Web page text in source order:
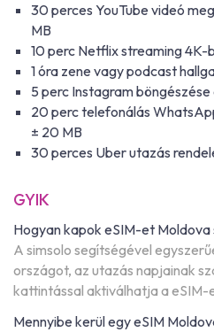
30 perces YouTube videó
MB
10 perc Netflix streaming 4K-
1 óra zene vagy podcast
5 perc Instagram
20 perc telefonálás
± 20 MB
30 perces Uber utazás
GYIK
Hogyan kapok eSIM-et Moldova
A simsolo segítségével
országot, az utazás napjainak
kattintással aktiválhatja a eSIM-
Mennyibe kerül egy eSIM